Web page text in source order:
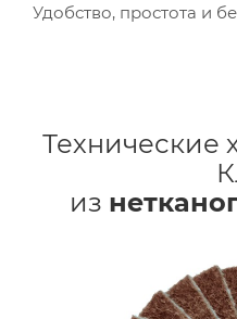
Удобство, простота и
Технические
из